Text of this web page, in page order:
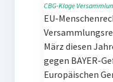
CBG-Klage
EU-
März diesen
gegen BAYER-
Europäischen